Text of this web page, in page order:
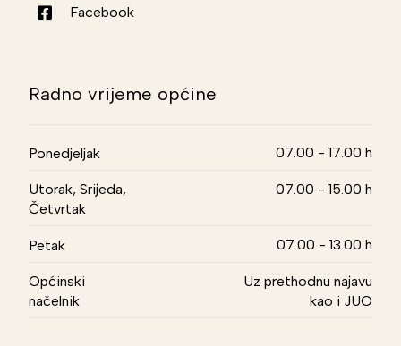
Facebook
Radno vrijeme općine
Ponedjeljak 07.00 - 17.00 h
Utorak, Srijeda,
Četvrtak
07.00 - 15.00 h
Petak 07.00 - 13.00 h
Općinski
načelnik
Uz prethodnu najavu
kao i JUO